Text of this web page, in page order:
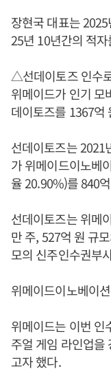
장현국 대표는
25년 10년간의 적
△선데이토즈 인수
위메이드가 인기 모
데이토즈를 1367억
선데이토즈는 2021
가 위메이드이노베
율 20.90%)를 840
선데이토즈는 위메
만 주, 527억 원 규
모의 신주인수권부
위메이드이노베이
위메이드는 이번 인
주얼 게임 라인업을
고자 했다.